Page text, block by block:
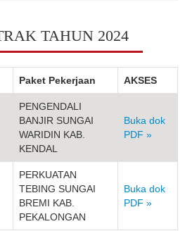
TAHUN 2024
Paket Pekerjaan AKSES
PENGENDALI
BANJIR SUNGAI
WARIDIN KAB.
KENDAL
Buka dok
PDF »
PERKUATAN
TEBING SUNGAI
BREMI KAB.
PEKALONGAN
Buka dok
PDF »